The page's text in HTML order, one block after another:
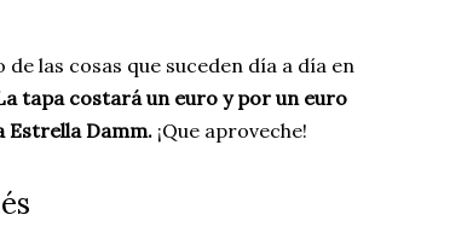
las cosas que suceden día a día en
tapa costará un euro y por un euro
Estrella Damm. ¡Que aproveche!